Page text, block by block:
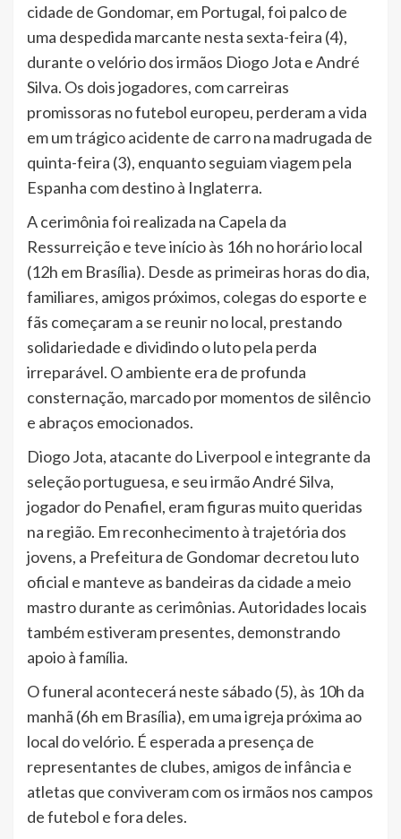
cidade de Gondomar, em Portugal, foi palco de
uma despedida marcante nesta sexta-feira (4),
durante o velório dos irmãos Diogo Jota e André
Silva. Os dois jogadores, com carreiras
promissoras no futebol europeu, perderam a vida
em um trágico acidente de carro na madrugada de
quinta-feira (3), enquanto seguiam viagem pela
Espanha com destino à Inglaterra.
A cerimônia foi realizada na Capela da
Ressurreição e teve início às 16h no horário local
(12h em Brasília). Desde as primeiras horas do dia,
familiares, amigos próximos, colegas do esporte e
fãs começaram a se reunir no local, prestando
solidariedade e dividindo o luto pela perda
irreparável. O ambiente era de profunda
consternação, marcado por momentos de silêncio
e abraços emocionados.
Diogo Jota, atacante do Liverpool e integrante da
seleção portuguesa, e seu irmão André Silva,
jogador do Penafiel, eram figuras muito queridas
na região. Em reconhecimento à trajetória dos
jovens, a Prefeitura de Gondomar decretou luto
oficial e manteve as bandeiras da cidade a meio
mastro durante as cerimônias. Autoridades locais
também estiveram presentes, demonstrando
apoio à família.
O funeral acontecerá neste sábado (5), às 10h da
manhã (6h em Brasília), em uma igreja próxima ao
local do velório. É esperada a presença de
representantes de clubes, amigos de infância e
atletas que conviveram com os irmãos nos campos
de futebol e fora deles.